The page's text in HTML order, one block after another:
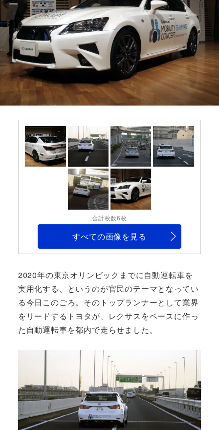
合計枚数6枚
すべての画像を見る
2020年の東京オリンピックまでに自動運転車を
実用化する、というのが官民のテーマとなってい
る今日このごろ。そのトップランナーとして業界
をリードするトヨタが、レクサスをベースに作っ
た自動運転車を都内で走らせました。